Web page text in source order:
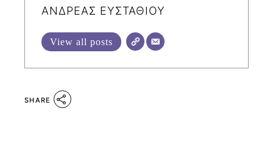
ΑΝΔΡΕΑΣ ΕΥΣΤΑΘΙΟΥ
View all posts
SHARE